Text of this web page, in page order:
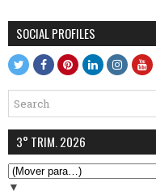
SOCIAL PROFILES
3° TRIM. 2026
▼